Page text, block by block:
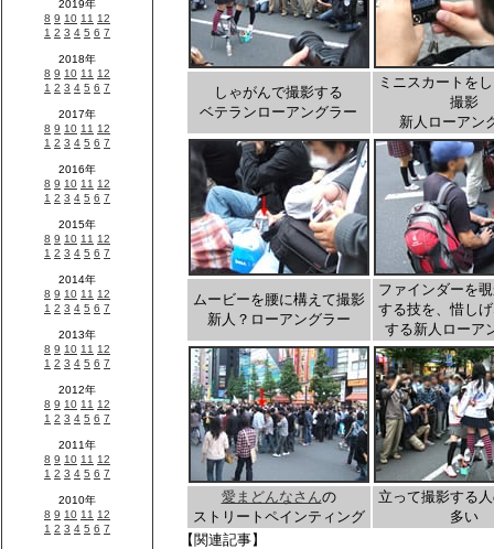
しゃがんで撮影する
ベテランローアングラー
ミニスカートを
撮影
新人ローアン
ムービーを腰に構えて撮影
新人？ローアングラー
ファインダーを
する技を、惜し
する新人ローア
愛まどんなさんの
ストリートペインティング
立って撮影する
多い
【関連記事】